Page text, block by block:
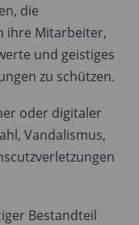
die
ihre Mitarbeiter,
und geistiges
zu schützen.
oder digitaler
Vandalismus,
Bestandteil